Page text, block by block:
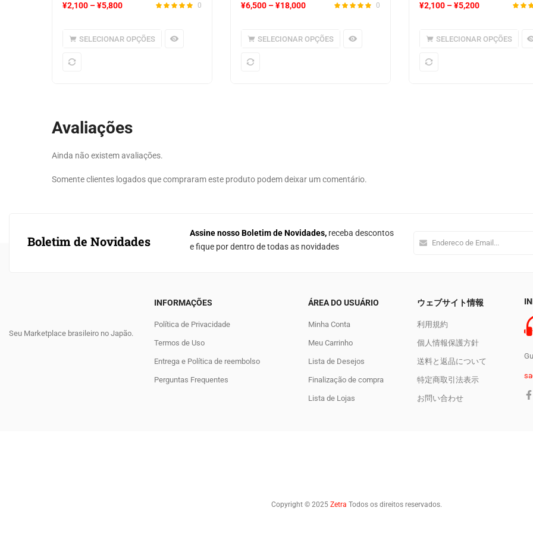
0
¥2,100 –¥5,800
SELECIONAR OPÇÕES
0
¥6,500 –¥18,000
SELECIONAR OPÇÕES
¥2,100 –¥5,200
SELECIONAR OPÇÕES
Avaliações
Ainda não existem avaliações.
Somente clientes logados que compraram este produto podem deixar um comentário.
Boletim de Novidades
Assine nosso Boletim de Novidades, receba descontos
e fique por dentro de todas as novidades
Seu Marketplace brasileiro no Japão.
INFORMAÇÕES
Política de Privacidade
Termos de Uso
Entrega e Política de reembolso
Perguntas Frequentes
ÁREA DO USUÁRIO
Minha Conta
Meu Carrinho
Lista de Desejos
Finalização de compra
Lista de Lojas
ウェブサイト情報
利用規約
個人情報保護方針
送料と返品について
特定商取引法表示
お問い合わせ
Copyright © 2025Zetra Todos os direitos reservados.